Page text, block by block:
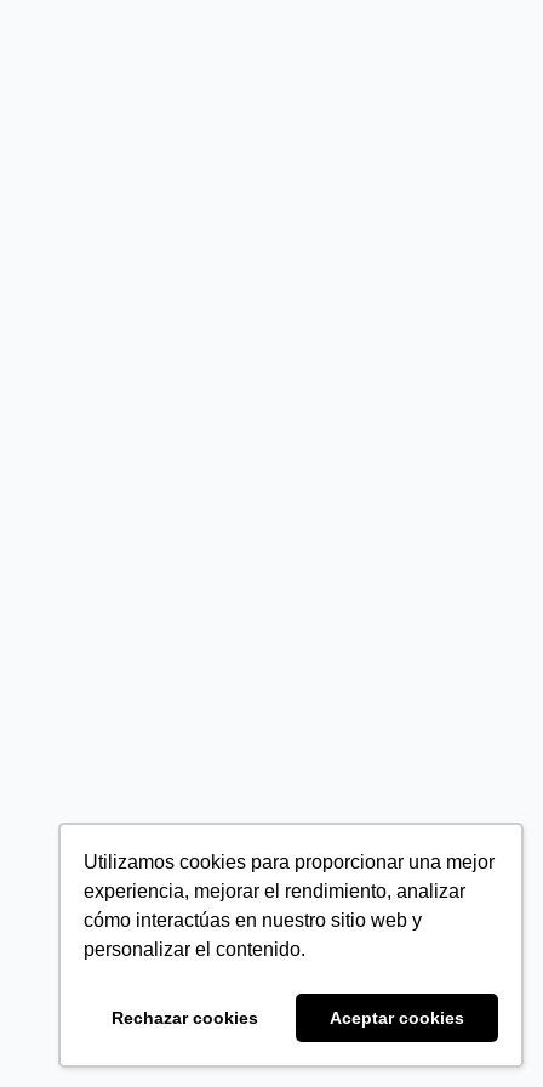
Utilizamos cookies para proporcionar una mejor
experiencia, mejorar el rendimiento, analizar
cómo interactúas en nuestro sitio web y
personalizar el contenido.
Rechazar cookies Aceptar cookies